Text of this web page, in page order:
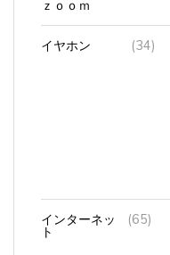
イヤホン (34)
インターネッ
ト
(65)